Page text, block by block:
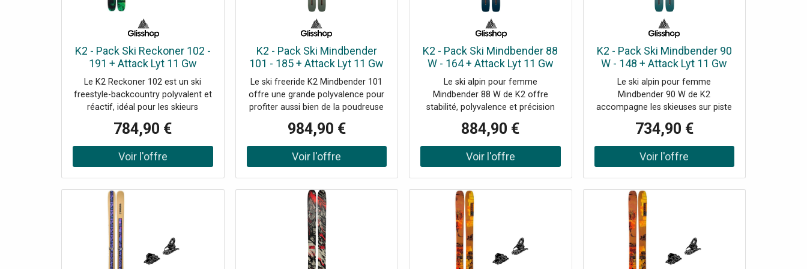
(voicing inspiré VOX) * Contrôles
guitare : GAIN, BOOST on/off,
TONE, VOLUME * Effets intégrés :
chorus, tremolo, delay, reverb,
commande TAP * Boîte à rythmes :
33 rythmes ...
Corps : peuplier * Couleur :
blancManche * Manche :...
Usage : amélioration ou
restauration des commandes de
volume et de tonalité de Telecaster
K2 - Pack Ski Reckoner 102 -
191 + Attack Lyt 11 Gw
Br.110 Solid Black - Ski
Le K2 Reckoner 102 est un ski
freestyle-backcountry polyvalent et
réactif, idéal pour les skieurs
transformer la montagne en un
terrain de jeu dynamique.
784,90 €
K2 - Pack Ski Mindbender
101 - 185 + Attack Lyt 11 Gw
Br.110 Solid Black - Ski
Le ski freeride K2 Mindbender 101
offre une grande polyvalence pour
profiter aussi bien de la poudreuse
984,90 €
K2 - Pack Ski Mindbender 88
W - 164 + Attack Lyt 11 Gw
Br.95 Solid White - Ski
Le ski alpin pour femme
Mindbender 88 W de K2 offre
stabilité, polyvalence et précision
884,90 €
K2 - Pack Ski Mindbender 90
W - 148 + Attack Lyt 11 Gw
Br.95 Solid Black - Ski
Le ski alpin pour femme
Mindbender 90 W de K2
accompagne les skieuses sur piste
les conditions.
734,90 €